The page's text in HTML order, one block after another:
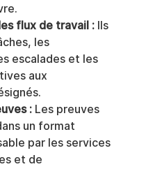
flux de travail : Ils
les
escalades et les
aux
: Les preuves
un format
par les services
et de